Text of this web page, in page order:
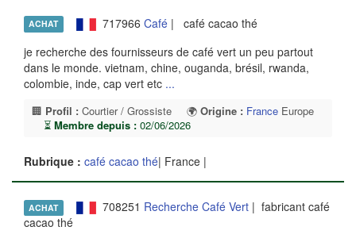
ACHAT 717966 Café| café cacao thé
je recherche des fournisseurs de café vert un peu partout
dans le monde. vietnam, chine, ouganda, brésil, rwanda,
colombie, inde, cap vert etc ...
🏢 Profil : Courtier / Grossiste 🌍 Origine : France Europe
⏳ Membre depuis : 02/06/2026
Rubrique : café cacao thé| France |
ACHAT 708251 Recherche Café Vert| fabricant café
cacao thé